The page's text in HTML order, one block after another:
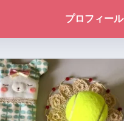
プロフィール